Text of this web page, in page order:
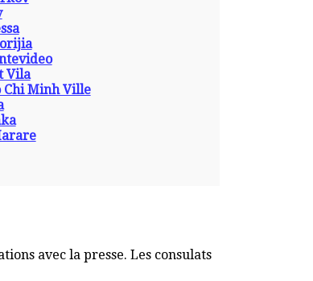
Vila
Chi Minh Ville
avec la presse. Les consulats